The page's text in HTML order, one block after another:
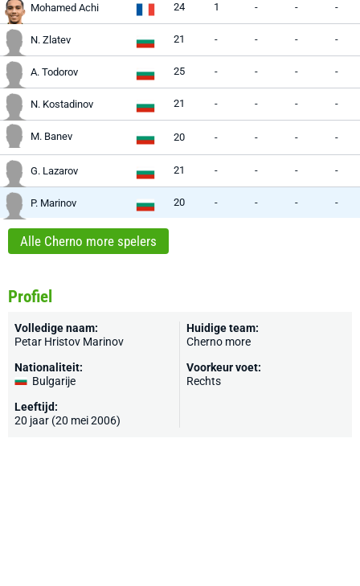
Mohamed Achi 24 1 - - -
N. Zlatev 21 - - - -
A. Todorov 25 - - - -
N. Kostadinov 21 - - - -
M. Banev 20 - - - -
G. Lazarov 21 - - - -
P. Marinov 20 - - - -
Alle Cherno more spelers
Profiel
Volledige naam:
Petar Hristov Marinov
Nationaliteit:
Bulgarije
Leeftijd:
20 jaar (20 mei 2006)
Huidige team:
Cherno more
Voorkeur voet:
Rechts